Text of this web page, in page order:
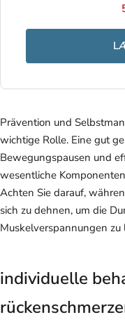
Prävention und
wichtige Rolle. Eine gut
Bewegungspausen und
wesentliche
Achten Sie darauf,
sich zu dehnen, um die
Muskelverspannungen zu
individuelle